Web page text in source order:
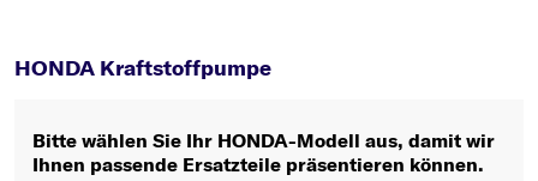
Wo finde ich die?
Oder
HONDA Kraftstoffpumpe
Bitte wählen Sie Ihr HONDA-Modell aus, damit wir
Ihnen passende Ersatzteile präsentieren können.